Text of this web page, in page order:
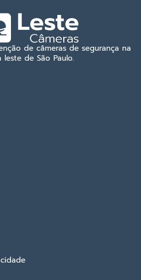
de câmeras de segurança na
leste de São Paulo.